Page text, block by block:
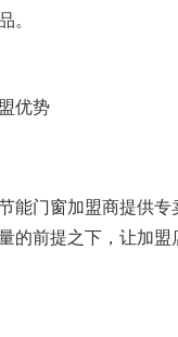
。
优势
能门窗加盟商提供
的前提之下，让加盟